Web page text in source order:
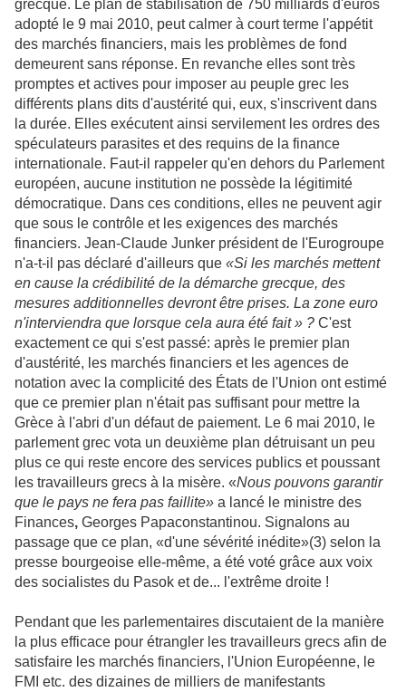
grecque. Le plan de stabilisation de 750 milliards d'euros
adopté le 9 mai 2010, peut calmer à court terme l'appétit
des marchés financiers, mais les problèmes de fond
demeurent sans réponse. En revanche elles sont très
promptes et actives pour imposer au peuple grec les
différents plans dits d'austérité qui, eux, s'inscrivent dans
la durée. Elles exécutent ainsi servilement les ordres des
spéculateurs parasites et des requins de la finance
internationale. Faut-il rappeler qu'en dehors du Parlement
européen, aucune institution ne possède la légitimité
démocratique. Dans ces conditions, elles ne peuvent agir
que sous le contrôle et les exigences des marchés
financiers. Jean-Claude Junker président de l'Eurogroupe
n'a-t-il pas déclaré d'ailleurs que «Si les marchés mettent
en cause la crédibilité de la démarche grecque, des
mesures additionnelles devront être prises. La zone euro
n'interviendra que lorsque cela aura été fait » ? C'est
exactement ce qui s'est passé: après le premier plan
d'austérité, les marchés financiers et les agences de
notation avec la complicité des États de l'Union ont estimé
que ce premier plan n'était pas suffisant pour mettre la
Grèce à l'abri d'un défaut de paiement. Le 6 mai 2010, le
parlement grec vota un deuxième plan détruisant un peu
plus ce qui reste encore des services publics et poussant
les travailleurs grecs à la misère. «Nous pouvons garantir
que le pays ne fera pas faillite» a lancé le ministre des
Finances, Georges Papaconstantinou. Signalons au
passage que ce plan, «d'une sévérité inédite»(3) selon la
presse bourgeoise elle-même, a été voté grâce aux voix
des socialistes du Pasok et de... l'extrême droite !
Pendant que les parlementaires discutaient de la manière
la plus efficace pour étrangler les travailleurs grecs afin de
satisfaire les marchés financiers, l'Union Européenne, le
FMI etc. des dizaines de milliers de manifestants